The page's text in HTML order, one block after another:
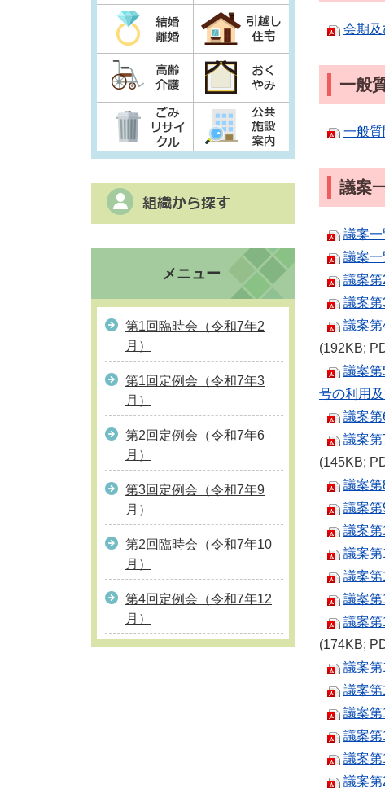
メニュー
第1回臨時会（令和7年2
月）
第1回定例会（令和7年3
月）
第2回定例会（令和7年6
月）
第3回定例会（令和7年9
月）
第2回臨時会（令和7年10
月）
第4回定例会（令和7年12
月）
会期及
一般
一般
議案
議案一
議案一
議案
議案
議案
(192KB;
議案
号の利用
議案
議案
(145KB;
議案
議案
議案
議案
議案
議案
議案
(174KB;
議案
議案
議案
議案
議案
議案